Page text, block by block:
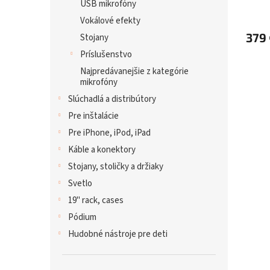
USB mikrofóny
Vokálové efekty
Stojany
Príslušenstvo
Najpredávanejšie z kategórie
mikrofóny
Slúchadlá a distribútory
Pre inštalácie
Pre iPhone, iPod, iPad
Káble a konektory
Stojany, stoličky a držiaky
Svetlo
19" rack, cases
Pódium
Hudobné nástroje pre deti
379